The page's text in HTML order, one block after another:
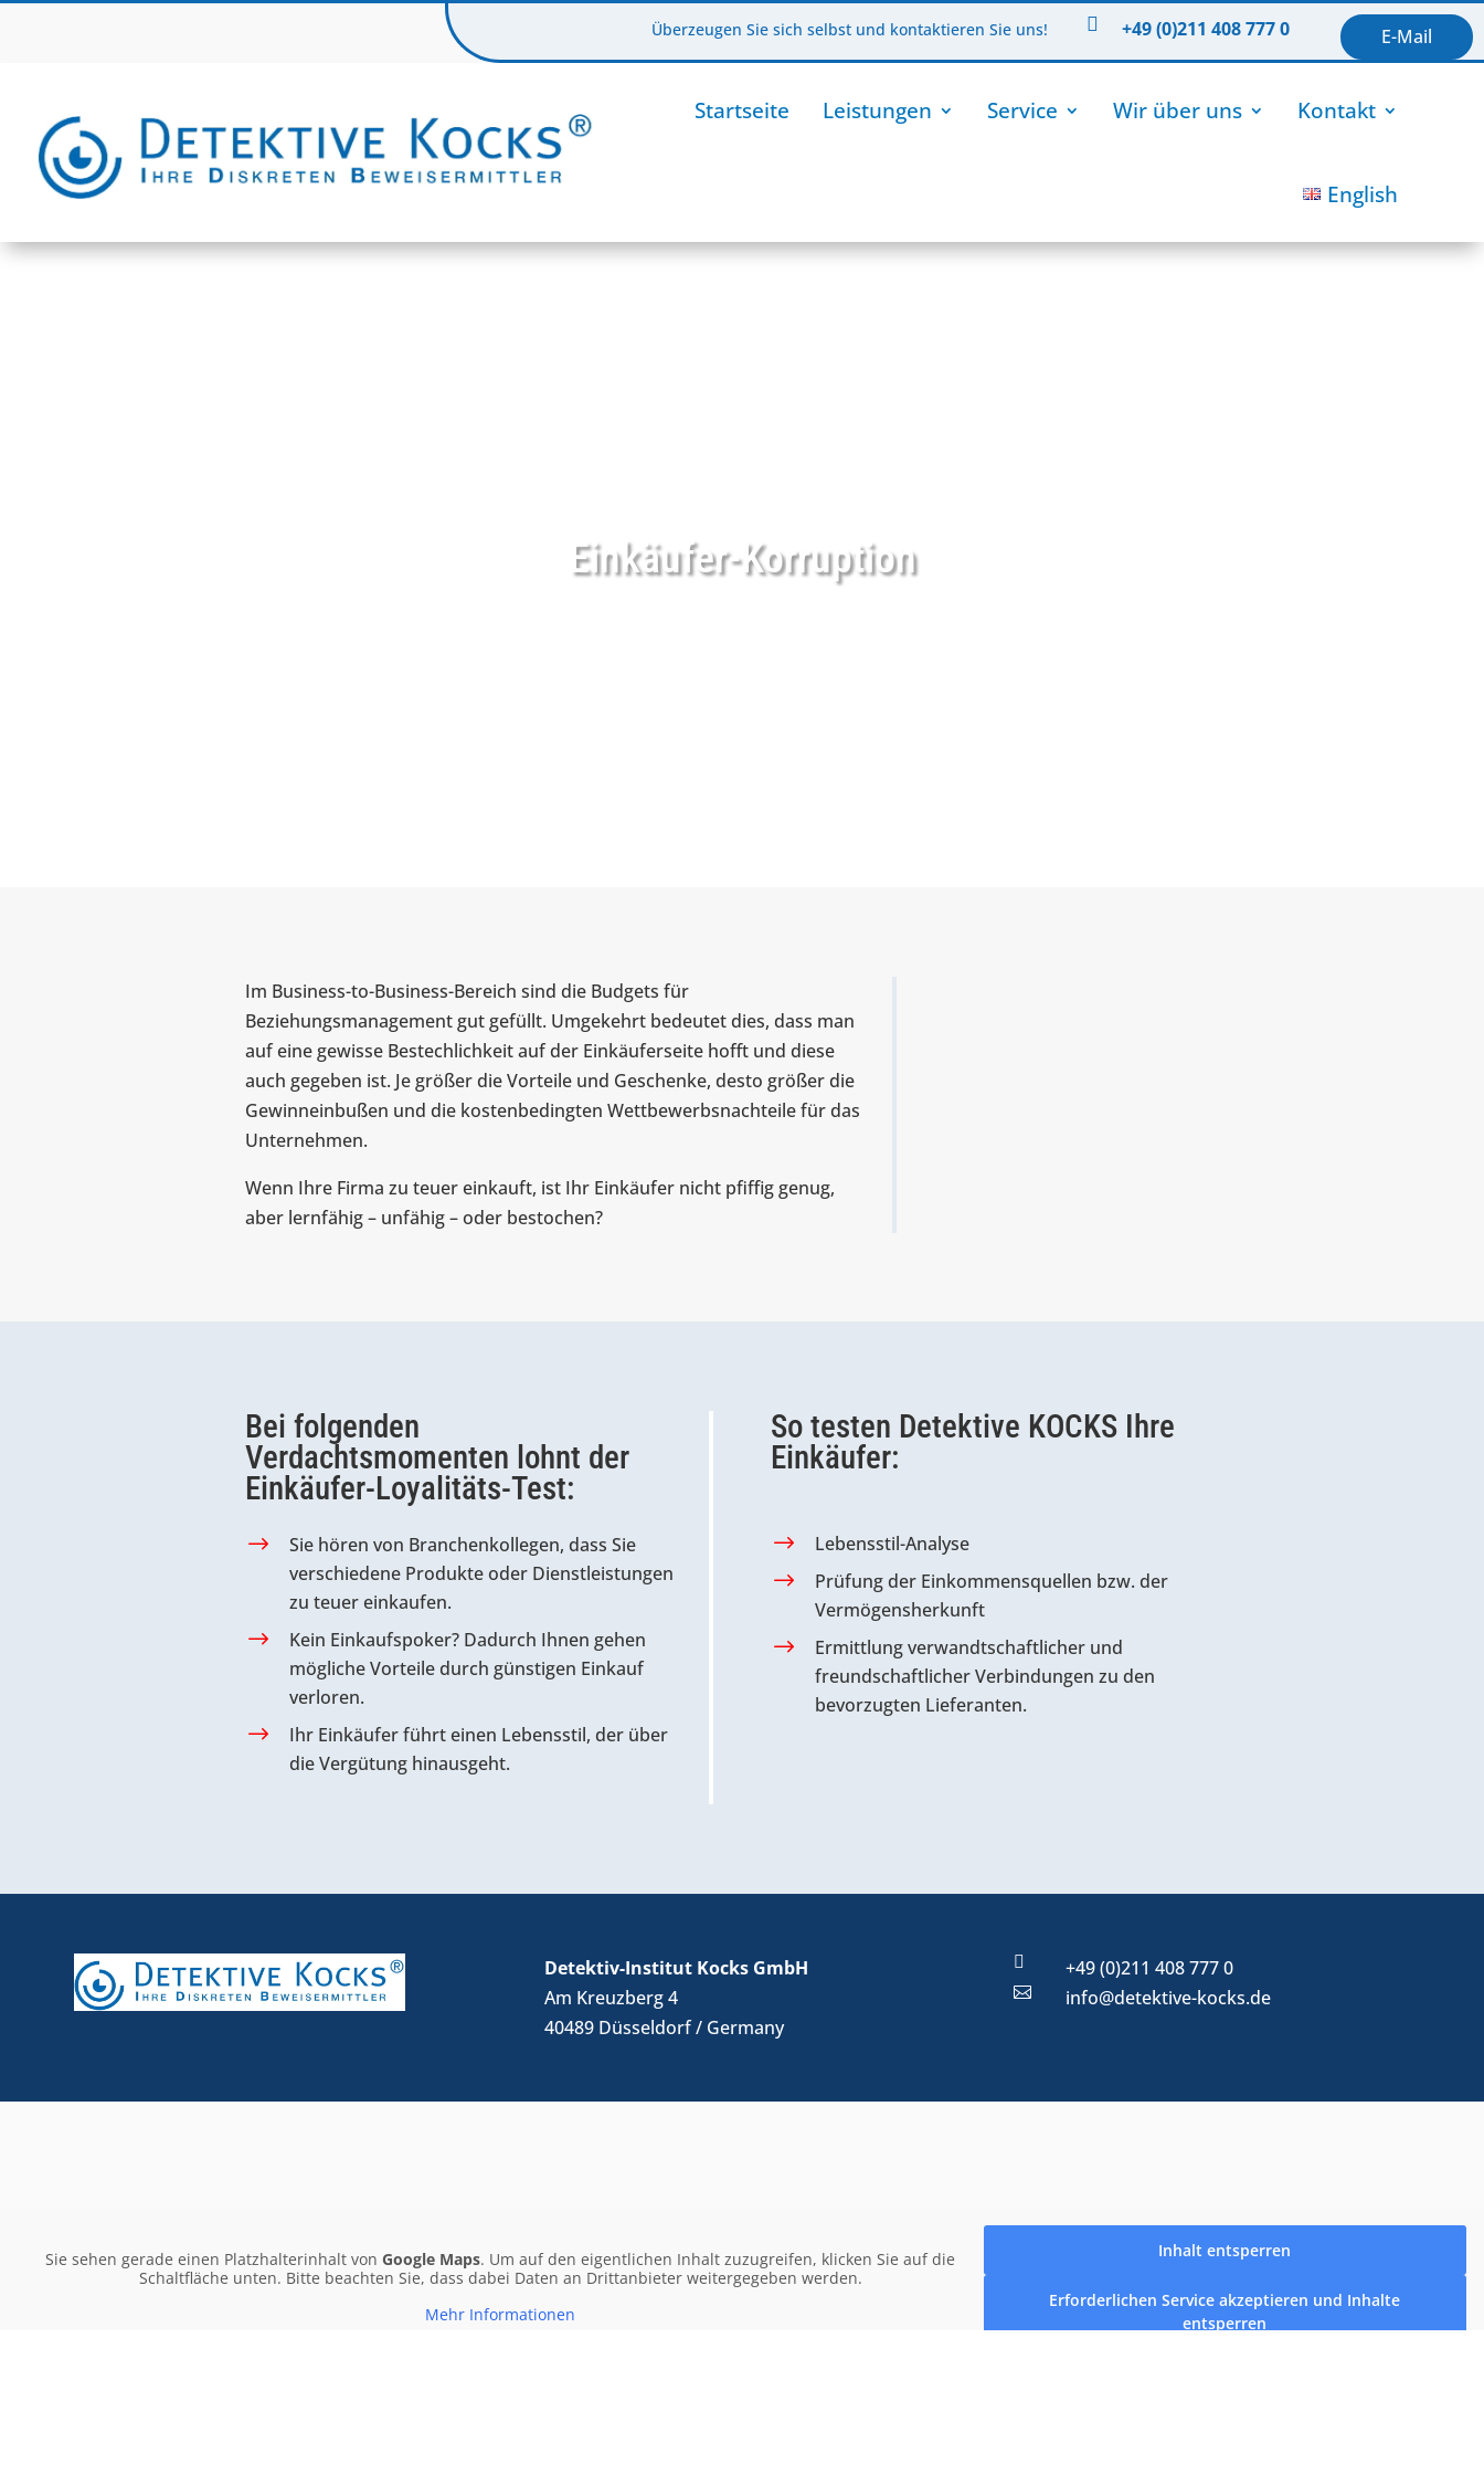
Überzeugen Sie sich selbst und kontaktieren Sie uns!  +49 (0)211 408 777 0 E-Mail
Startseite Leistungen Service Wir über uns Kontakt
English
Einkäufer-Korruption
Im Business-to-Business-Bereich sind die Budgets für
Beziehungsmanagement gut gefüllt. Umgekehrt bedeutet dies, dass man
auf eine gewisse Bestechlichkeit auf der Einkäuferseite hofft und diese
auch gegeben ist. Je größer die Vorteile und Geschenke, desto größer die
Gewinneinbußen und die kostenbedingten Wettbewerbsnachteile für das
Unternehmen.
Wenn Ihre Firma zu teuer einkauft, ist Ihr Einkäufer nicht pfiffig genug,
aber lernfähig – unfähig – oder bestochen?
Bei folgenden
Verdachtsmomenten lohnt der
Einkäufer-Loyalitäts-Test:
Sie hören von Branchenkollegen, dass Sie
verschiedene Produkte oder Dienstleistungen
zu teuer einkaufen.
Kein Einkaufspoker? Dadurch Ihnen gehen
mögliche Vorteile durch günstigen Einkauf
verloren.
Ihr Einkäufer führt einen Lebensstil, der über
die Vergütung hinausgeht.
So testen Detektive KOCKS Ihre
Einkäufer:
Lebensstil-Analyse
Prüfung der Einkommensquellen bzw. der
Vermögensherkunft
Ermittlung verwandtschaftlicher und
freundschaftlicher Verbindungen zu den
bevorzugten Lieferanten.
Detektiv-Institut Kocks GmbH
Am Kreuzberg 4
40489 Düsseldorf / Germany
 +49 (0)211 408 777 0
 info@detektive-kocks.de
Sie sehen gerade einen Platzhalterinhalt vonGoogle Maps. Um auf den eigentlichen Inhalt zuzugreifen, klicken Sie auf die
Schaltfläche unten. Bitte beachten Sie, dass dabei Daten an Drittanbieter weitergegeben werden.
Mehr Informationen
Inhalt entsperren
Erforderlichen Service akzeptieren und Inhalte
entsperren